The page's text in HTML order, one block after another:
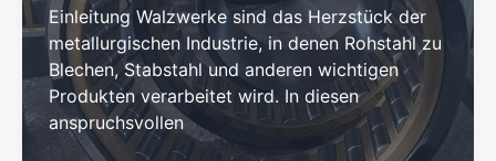
die
Gelenke
von
humanoiden
Robotern
Einleitung Walzwerke sind das Herzstück der
metallurgischen Industrie, in denen Rohstahl zu
Blechen, Stabstahl und anderen wichtigen
Produkten verarbeitet wird. In diesen
anspruchsvollen